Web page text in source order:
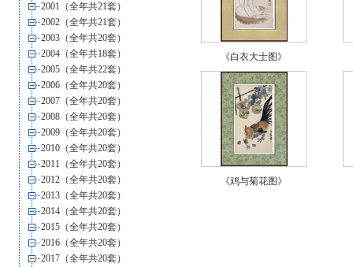
2001（全年共21套）
2002（全年共21套）
2003（全年共20套）
2004（全年共18套）
2005（全年共22套）
2006（全年共20套）
2007（全年共20套）
2008（全年共20套）
2009（全年共20套）
2010（全年共20套）
2011（全年共20套）
2012（全年共20套）
2013（全年共20套）
2014（全年共20套）
2015（全年共20套）
2016（全年共20套）
2017（全年共20套）
《白衣大士图》
《鸡与菊花图》